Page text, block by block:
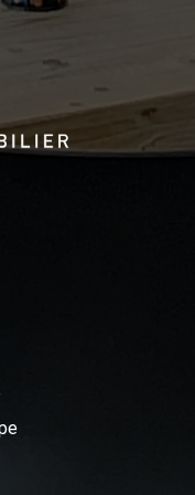
boulangeries,
sur le marché !
organiser une visite.